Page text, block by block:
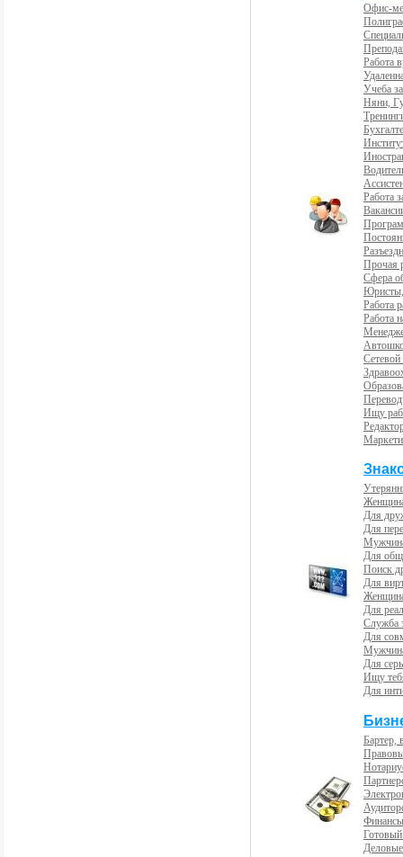
Офис-
Работа
Учеба
Няни,
Работа
Прочая
Сфера
Юристы,
Работа
Работа
Сетевой
Ищу
Для
Для
Для
Поиск
Для
Для
Служба
Для
Для
Ищу
Для
Бартер,
Готовый